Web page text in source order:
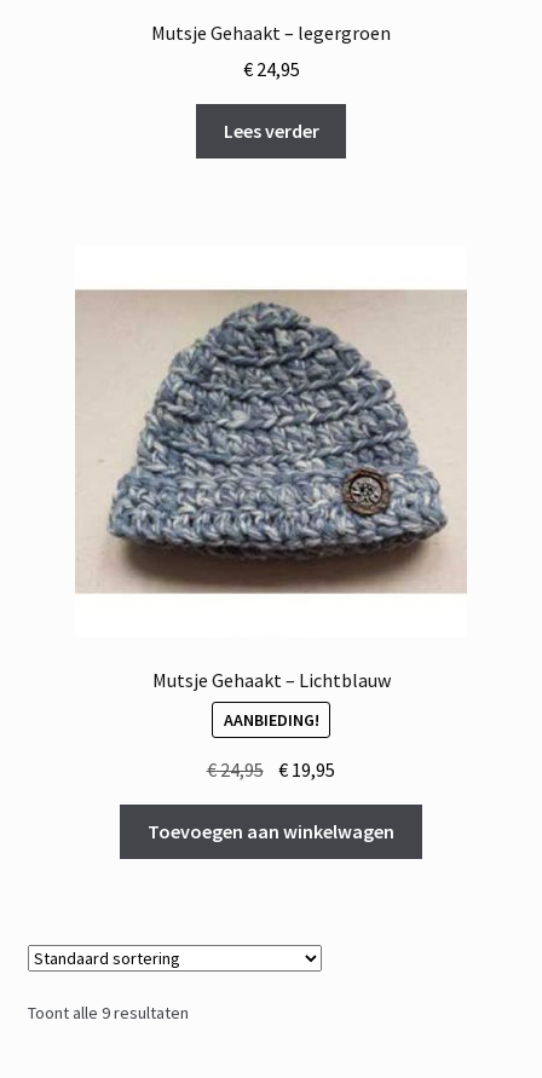
Mutsje Gehaakt – legergroen
€24,95
Lees verder
Mutsje Gehaakt – Lichtblauw
AANBIEDING!
€24,95 Oorspronkelijke
was:
€ 24,95.
€ 19,95
is:
€ 19,95.
Toevoegen aan winkelwagen
Toont alle 9 resultaten